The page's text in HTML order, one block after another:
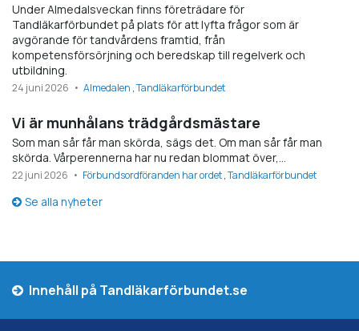
Under Almedalsveckan finns företrädare för
Tandläkarförbundet på plats för att lyfta frågor som är
avgörande för tandvårdens framtid, från
kompetensförsörjning och beredskap till regelverk och
utbildning.
24 juni 2026 Almedalen Tandläkarförbundet
Vi är munhålans trädgårdsmästare
Som man sår får man skörda, sägs det. Om man sår får man
skörda. Vårperennerna har nu redan blommat över,…
22 juni 2026 Förbundsordföranden har ordet Tandläkarförbundet
Se alla nyheter
Innehåll på Tandläkarförbundet.se